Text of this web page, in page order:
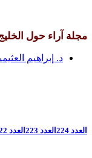
مجلة آراء حول
د. إبراهيم
العدد 224 العدد 223 العدد 222